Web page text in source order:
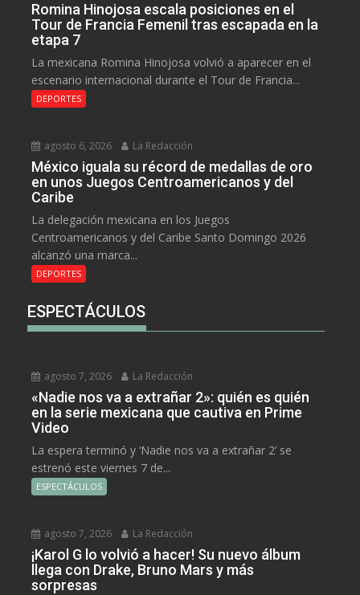
Romina Hinojosa escala posiciones en el
Tour de Francia Femenil tras escapada en la
etapa 7
La mexicana Romina Hinojosa volvió a aparecer en el
escenario internacional durante el Tour de Francia...
DEPORTES
agosto 6, 2026 La Redacción
México iguala su récord de medallas de oro
en unos Juegos Centroamericanos y del
Caribe
La delegación mexicana en los Juegos
Centroamericanos y del Caribe Santo Domingo 2026
alcanzó una marca...
DEPORTES
ESPECTÁCULOS
agosto 7, 2026 La Redacción
«Nadie nos va a extrañar 2»: quién es quién
en la serie mexicana que cautiva en Prime
Video
La espera terminó y ‘Nadie nos va a extrañar 2’ se
estrenó este viernes 7 de...
ESPECTÁCULOS
agosto 7, 2026 La Redacción
¡Karol G lo volvió a hacer! Su nuevo álbum
llega con Drake, Bruno Mars y más
sorpresas